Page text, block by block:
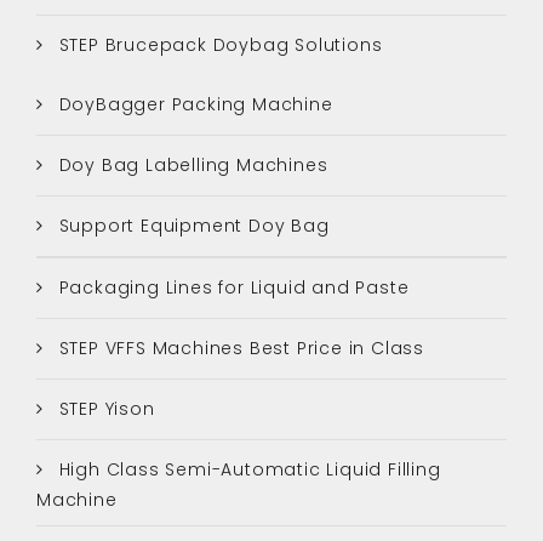
STEP Brucepack Doybag Solutions
DoyBagger Packing Machine
Doy Bag Labelling Machines
Support Equipment Doy Bag
Packaging Lines for Liquid and Paste
STEP VFFS Machines Best Price in Class
STEP Yison
High Class Semi-Automatic Liquid Filling
Machine